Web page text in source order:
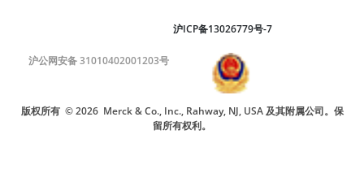
沪ICP备13026779号-7
沪公网安备 31010402001203号
版权所有 © 2026 Merck & Co., Inc., Rahway, NJ, USA 及其附属公司。保
留所有权利。